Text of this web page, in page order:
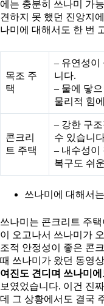
에는 충분히 쓰나미 가
견하지 못 했던 진앙지
나미에 대해서도 한 번
목조 주
택
– 유연성이
니다.
– 물에 닿
물리적 힘
콘크리
트 주택
– 강한 구
수 있습니
– 내수성이
복구도 쉬
쓰나미에 대해서
쓰나미는 콘크리트 주
이 오고나서 쓰나미가
조적 안정성이 좋은 콘
때 쓰나미가 왔던 동영
여진도 견디며 쓰나미에
보였었습니다. 이건 진짜
데 그 상황에서도 결국